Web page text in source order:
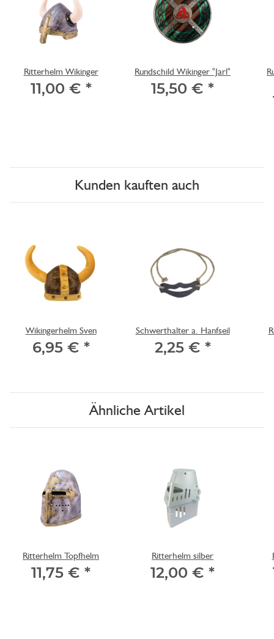
Ritterhelm Wikinger
11,00 € *
Rundschild Wikinger "Jarl"
15,50 € *
Kunden kauften auch
Wikingerhelm Sven
6,95 € *
Schwerthalter a. Hanfseil
2,25 € *
Ähnliche Artikel
Ritterhelm Topfhelm
11,75 € *
Ritterhelm silber
12,00 € *